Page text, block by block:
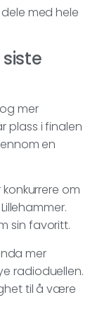
med hele
mer
plass i finalen
en
om
sin favoritt.
mer
radioduellen.
til å være